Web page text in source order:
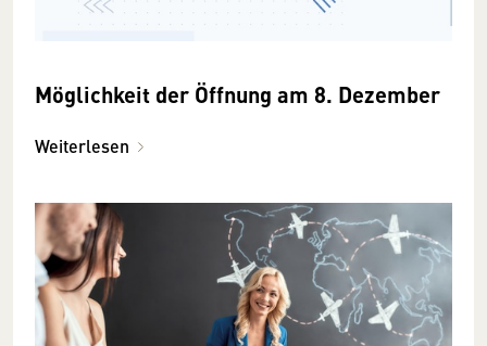
Möglichkeit der Öffnung am 8. Dezember
Weiterlesen